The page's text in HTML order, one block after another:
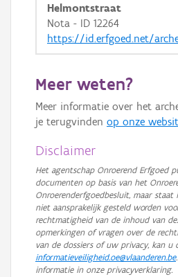
Helmontstraat
Nota - ID 12264
https://id.erfgoed.net/
Meer weten?
Meer informatie over het
je terugvinden op onze
Disclaimer
Het agentschap Onroerend Erfgoed
documenten op basis van het
Onroerenderfgoedbesluit, maar staat
niet aansprakelijk gesteld worden
rechtmatigheid van de inhoud van
opmerkingen of vragen over de
van de dossiers of uw privacy, kan u
informatieveiligheid.oe@vlaanderen.be
informatie in onze privacyverklaring.